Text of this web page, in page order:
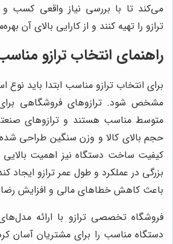
می‌کند تا با بررسی نیاز واقعی کسب
ترازو را تهیه کنند و از کارایی بالای آن
راهنمای انتخاب ترازو
برای انتخاب ترازو مناسب ابتدا باید نوع
مشخص شود. ترازوهای فروشگاهی
متوسط مناسب هستند و ترازوهای
حجم بالای کالا و وزن سنگین طراحی
کیفیت ساخت دستگاه نیز اهمیت بالایی
بزرگی در عملکرد و طول عمر ترازو ایجاد
باعث کاهش خطاهای مالی و افزایش
فروشگاه تخصصی ترازو با ارائه
دستگاه مناسب را برای مشتریان آسان